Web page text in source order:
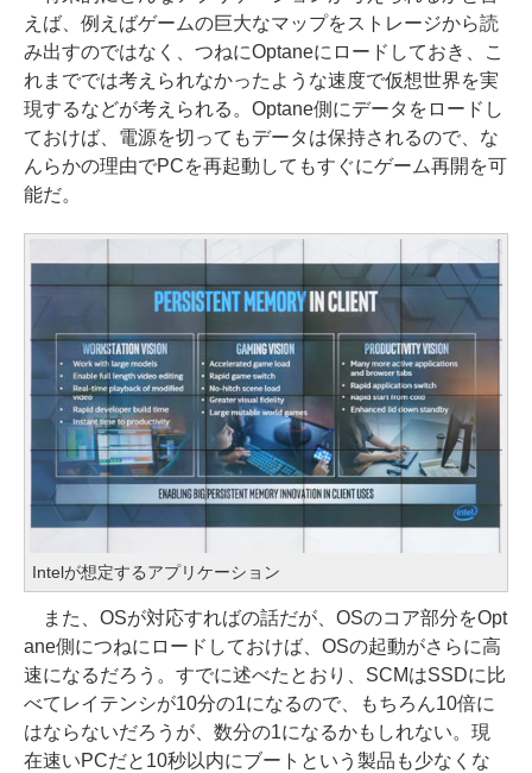
えば、例えばゲームの巨大なマップをストレージから読
み出すのではなく、つねにOptaneにロードしておき、こ
れまででは考えられなかったような速度で仮想世界を実
現するなどが考えられる。Optane側にデータをロードし
ておけば、電源を切ってもデータは保持されるので、な
んらかの理由でPCを再起動してもすぐにゲーム再開を可
能だ。
Intelが想定するアプリケーション
また、OSが対応すればの話だが、OSのコア部分をOpt
ane側につねにロードしておけば、OSの起動がさらに高
速になるだろう。すでに述べたとおり、SCMはSSDに比
べてレイテンシが10分の1になるので、もちろん10倍に
はならないだろうが、数分の1になるかもしれない。現
在速いPCだと10秒以内にブートという製品も少なくな